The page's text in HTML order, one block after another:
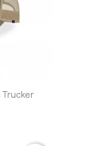
Trucker